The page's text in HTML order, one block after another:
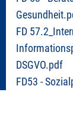
FD
DSGVO.pdf
FD53 -